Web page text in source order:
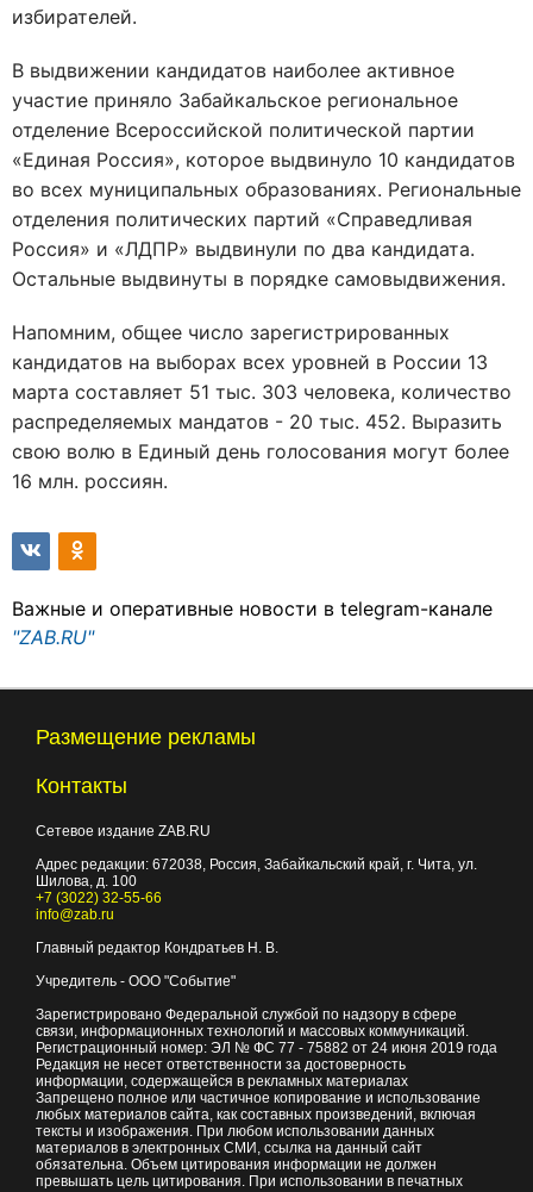
избирателей.
В выдвижении кандидатов наиболее активное
участие приняло Забайкальское региональное
отделение Всероссийской политической партии
«Единая Россия», которое выдвинуло 10 кандидатов
во всех муниципальных образованиях. Региональные
отделения политических партий «Справедливая
Россия» и «ЛДПР» выдвинули по два кандидата.
Остальные выдвинуты в порядке самовыдвижения.
Напомним, общее число зарегистрированных
кандидатов на выборах всех уровней в России 13
марта составляет 51 тыс. 303 человека, количество
распределяемых мандатов - 20 тыс. 452. Выразить
свою волю в Единый день голосования могут более
16 млн. россиян.
Важные и оперативные новости в telegram-канале
"ZAB.RU"
Размещение рекламы
Контакты
Сетевое издание ZAB.RU
Адрес редакции: 672038, Россия, Забайкальский край, г. Чита, ул.
Шилова, д. 100
+7 (3022) 32-55-66
info@zab.ru
Главный редактор Кондратьев Н. В.
Учредитель - ООО "Событие"
Зарегистрировано Федеральной службой по надзору в сфере
связи, информационных технологий и массовых коммуникаций.
Регистрационный номер: ЭЛ № ФС 77 - 75882 от 24 июня 2019 года
Редакция не несет ответственности за достоверность
информации, содержащейся в рекламных материалах
Запрещено полное или частичное копирование и использование
любых материалов сайта, как составных произведений, включая
тексты и изображения. При любом использовании данных
материалов в электронных СМИ, ссылка на данный сайт
обязательна. Объем цитирования информации не должен
превышать цель цитирования. При использовании в печатных